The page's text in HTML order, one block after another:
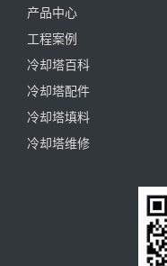
产品中心
工程案例
冷却塔百科
冷却塔配件
冷却塔填料
冷却塔维修